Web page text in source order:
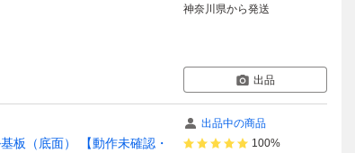
神奈川県から発送
出品
板（底面） 【動作未確認・
出品中の商品
100%